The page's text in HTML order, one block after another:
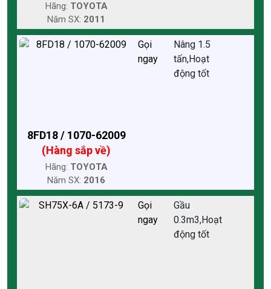
Hãng: TOYOTA
Năm SX: 2011
8FD18 / 1070-62009
(Hàng sắp về)
Hãng: TOYOTA
Năm SX: 2016
Gọi
ngay
Nâng 1.5
tấn,Hoạt
động tốt
Gọi
ngay
Gầu
0.3m3,Hoạt
động tốt